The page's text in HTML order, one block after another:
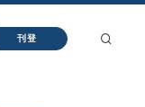
刊登